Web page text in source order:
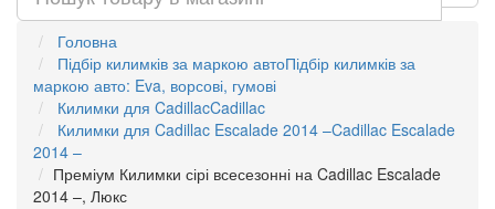
Головна
Підбір килимків за маркою автоПідбір килимків за
маркою авто: Eva, ворсові, гумові
Килимки для CadillacCadillac
Килимки для Cadillac Escalade 2014 –Cadillac Escalade
2014 –
Преміум Килимки сірі всесезонні на Cadillac Escalade
2014 –, Люкс